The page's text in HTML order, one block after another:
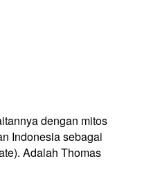
dengan mitos
Indonesia sebagai
Adalah Thomas